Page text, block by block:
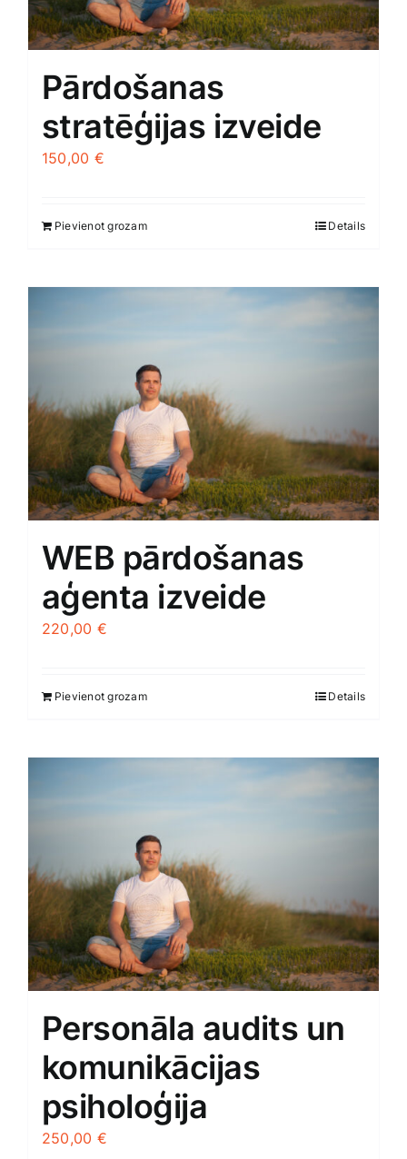
Pārdošanas
stratēģijas izveide
150,00 €
Pievienot grozam Details
WEB pārdošanas
aģenta izveide
220,00 €
Pievienot grozam Details
Personāla audits un
komunikācijas
psiholoģija
250,00 €